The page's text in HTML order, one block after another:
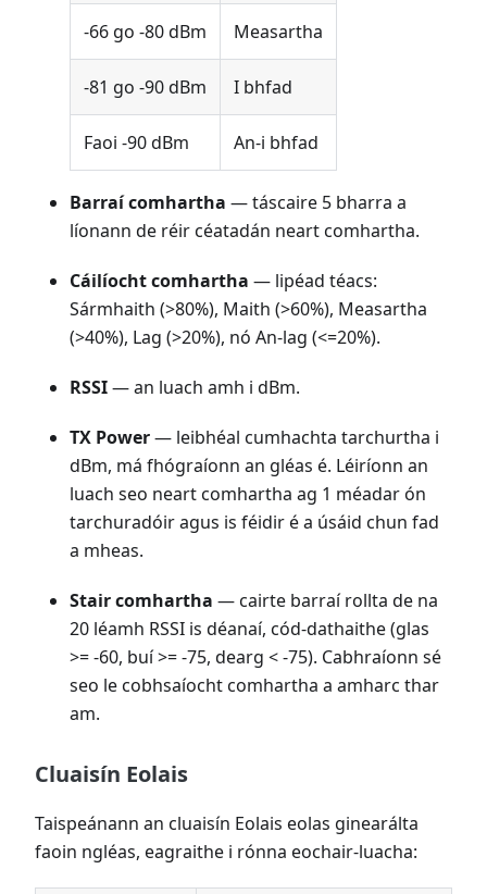
-66 go -80 dBm Measartha
-81 go -90 dBm I bhfad
Faoi -90 dBm An-i bhfad
Barraí comhartha — táscaire 5 bharra a
líonann de réir céatadán neart comhartha.
Cáilíocht comhartha — lipéad téacs:
Sármhaith (>80%), Maith (>60%), Measartha
(>40%), Lag (>20%), nó An-lag (<=20%).
RSSI— an luach amh i dBm.
TX Power— leibhéal cumhachta tarchurtha i
dBm, má fhógraíonn an gléas é. Léiríonn an
luach seo neart comhartha ag 1 méadar ón
tarchuradóir agus is féidir é a úsáid chun fad
a mheas.
Stair comhartha — cairte barraí rollta de na
20 léamh RSSI is déanaí, cód-dathaithe (glas
>= -60, buí >= -75, dearg < -75). Cabhraíonn sé
seo le cobhsaíocht comhartha a amharc thar
am.
Cluaisín Eolais
Taispeánann an cluaisín Eolais eolas ginearálta
faoin ngléas, eagraithe i rónna eochair-luacha: